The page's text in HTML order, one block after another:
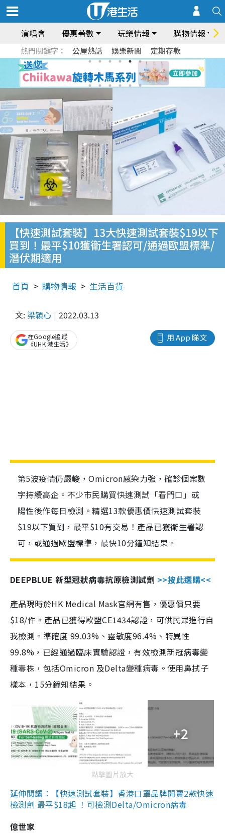
演唱會 優惠著數 玩樂情報 購物情報
熱門關鍵字： 公屋熱話 娛樂新聞 定期存款
【快速測試套裝】13大快速測試套裝$19以下
買到！最平$10獲衛生署認可/通過歐盟標準/
潛伏期適用
首頁 購物情報 生活百貨
文: 梁穎心 2022.03.13
用 App 睇文
在Google追蹤
《UHK 港生活》
第5波疫情仍嚴峻，Omicron感染力強，確診個案數
字持續高企。不少市民購買快速測試「看門口」或
陽性後作每日檢測。精選13款優惠價快速測試套裝
$19以下買到，最平$10有交易！產品已獲衛生署認
可，或通過歐盟標準，最快10分鐘知結果。
DEEPBLUE 新型冠狀病毒抗原檢測試劑 >>按此選購<<
產品現時於HK Medical Mask官網有售，優惠價只要
$18/件。產品已獲得歐盟CE1434認證，可供民眾進行自
我檢測。準確度 99.03%、靈敏度96.4%、特異性
99.8%，已經通過臨床實驗認證，有效檢測新冠病毒變
種毒株，包括Omicron 及Delta變種病毒。使用鼻拭子
樣本，15分鐘知結果。
+2
點擊圖片放大
延伸閱讀：【快速測試套裝】香港口罩品牌開賣2款快速
檢測劑 最平$18起 ！可檢測Delta/Omicron病毒
億世家